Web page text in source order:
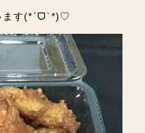
ます(*ˊᗜˋ*)♡